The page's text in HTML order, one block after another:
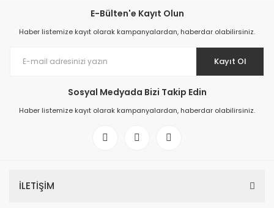
E-Bülten'e Kayıt Olun
Haber listemize kayıt olarak kampanyalardan, haberdar olabilirsiniz.
Kayıt Ol
Sosyal Medyada Bizi Takip Edin
Haber listemize kayıt olarak kampanyalardan, haberdar olabilirsiniz.
İLETİŞİM